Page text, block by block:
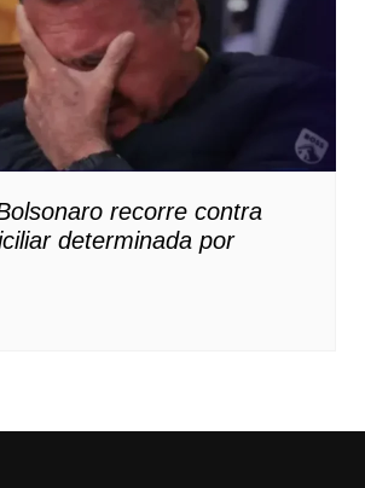
recorre contra
determinada por